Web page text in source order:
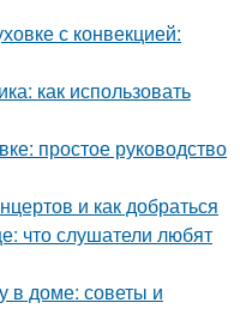
с конвекцией:
как использовать
простое руководство
и как добраться
что слушатели любят
в доме: советы и